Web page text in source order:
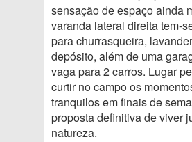
sensação de espaço ainda
varanda lateral direita tem-
para churrasqueira,
depósito, além de uma
vaga para 2 carros. Lugar
curtir no campo os
tranquilos em finais de
proposta definitiva de viver
natureza.